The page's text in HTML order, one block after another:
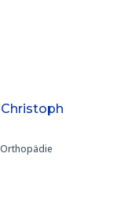
Christoph